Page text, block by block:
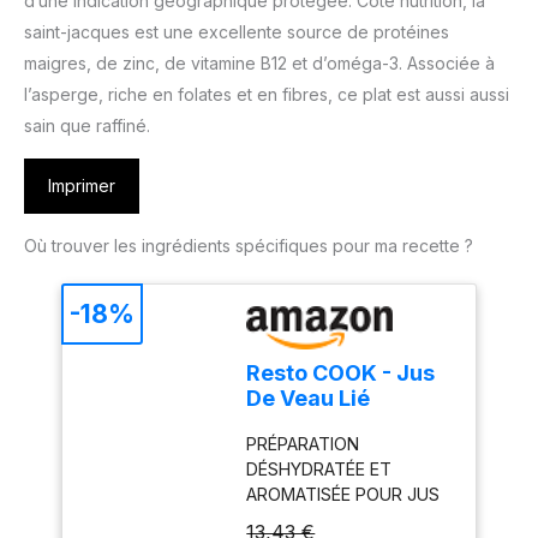
saint-jacques est une excellente source de protéines
maigres, de zinc, de vitamine B12 et d’oméga-3. Associée à
l’asperge, riche en folates et en fibres, ce plat est aussi aussi
sain que raffiné.
Imprimer
Où trouver les ingrédients spécifiques pour ma recette ?
Resto COOK - Jus
De Veau Lié
- Fond De Veau
Pour Sauce - Aide
Culinaire Pour
Cuisine
PRÉPARATION
DÉSHYDRATÉE ET
AROMATISÉE POUR JUS
13,43 €
-18%